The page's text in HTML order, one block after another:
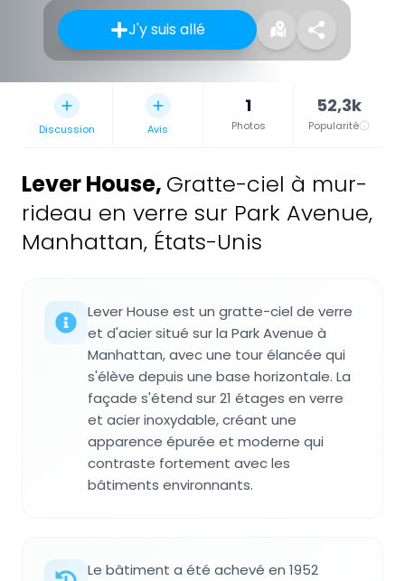
J'y suis allé
Discussion Avis
1
Photos
52,3k
Popularité
Lever House, Gratte-ciel à mur-
rideau en verre sur Park Avenue,
Manhattan, États-Unis
Lever House est un gratte-ciel de verre
et d'acier situé sur la Park Avenue à
Manhattan, avec une tour élancée qui
s'élève depuis une base horizontale. La
façade s'étend sur 21 étages en verre
et acier inoxydable, créant une
apparence épurée et moderne qui
contraste fortement avec les
bâtiments environnants.
Le bâtiment a été achevé en 1952